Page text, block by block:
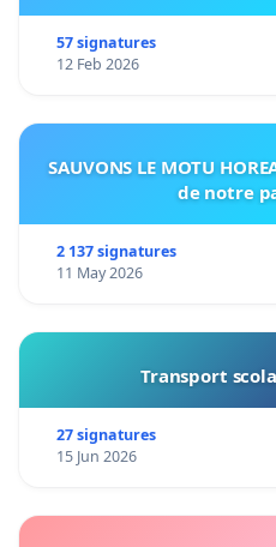
57 signatures
12 Feb 2026
SAUVONS LE MOTU
de notre
2 137 signatures
11 May 2026
Transport
27 signatures
15 Jun 2026